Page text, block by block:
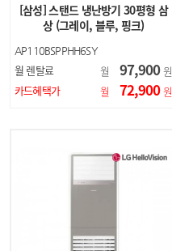
[삼성] 스탠드 냉난방기 30평형 삼
상 (그레이, 블루, 핑크)
AP110BSPPHH6SY
AP110BSPPHH8SY
월 렌탈료 월 97,900 원
카드혜택가
월 72,900 원